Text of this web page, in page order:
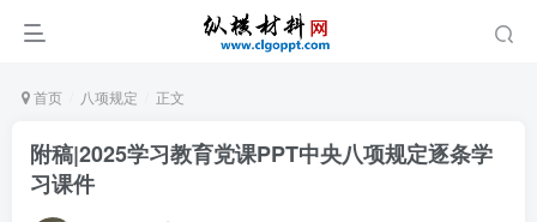
首页 八项规定 正文
附稿|2025学习教育党课PPT中央八项规定逐条学
习课件